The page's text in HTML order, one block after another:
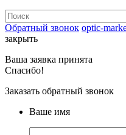
Обратный звонок optic-
закрыть
Ваша заявка принята
Спасибо!
Заказать обратный звонок
Ваше имя